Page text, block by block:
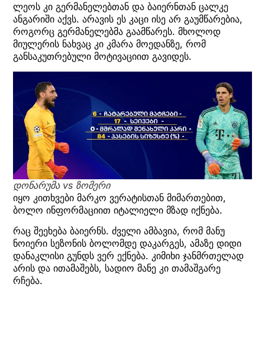
ლეოს კი გერმანელებთან და ბაიერნთან ცალკე
ანგარიში აქვს. არავის ეს კაცი ისე არ გაუმწარებია,
როგორც გერმანელებმა გაამწარეს. მხოლოდ
მიულერის ნახვაც კი კმარა მოედანზე, რომ
განსაკუთრებული მოტივაციით გავიდეს.
დონარუმა vs ზომერი
იყო კითხვები მარკო ვერატისთან მიმართებით,
ბოლო ინფორმაციით იტალიელი მზად იქნება.
რაც შეეხება ბაიერნს. ძველი ამბავია, რომ მანუ
ნოიერი სეზონის ბოლომდე დაკარგეს, ამაზე დიდი
დანაკლისი გუნდს ვერ ექნება. კიმიხი ჯანმრთელად
არის და ითამაშებს, სადიო მანე კი თამაშგარე
რჩება.